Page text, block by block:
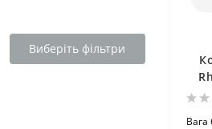
Виберіть фільтри
Вага